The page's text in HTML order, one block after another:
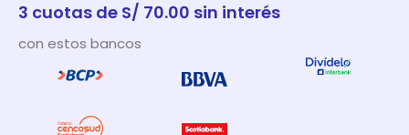
3 cuotas de S/ 70.00 sin interés
con estos bancos